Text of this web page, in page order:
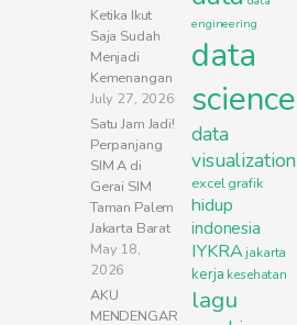
Ketika Ikut
Saja Sudah
Menjadi
Kemenangan
July 27, 2026
Satu Jam Jadi!
Perpanjang
SIM A di
Gerai SIM
Taman Palem
Jakarta Barat
May 18,
2026
AKU
MENDENGAR
engineering
data
science
data
visualization
excel grafik
hidup
indonesia
IYKRA jakarta
kerja kesehatan
lagu